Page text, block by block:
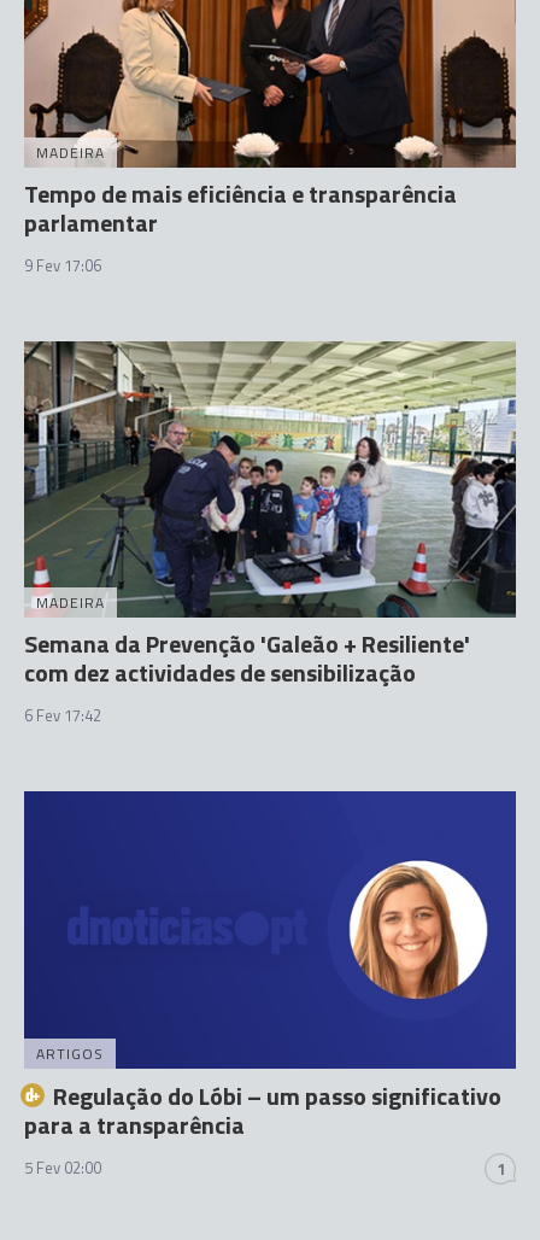
MADEIRA
Tempo de mais eficiência e transparência
parlamentar
9 Fev 17:06
MADEIRA
Semana da Prevenção 'Galeão + Resiliente'
com dez actividades de sensibilização
6 Fev 17:42
ARTIGOS
Regulação do Lóbi – um passo significativo
para a transparência
5 Fev 02:00 1